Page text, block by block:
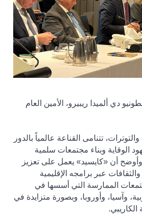
دي ألميدا ريبيرو، الأمين العام
تتنامى القناعة عالمياً بالدور
الوقاية وبناء مجتمعات سلمية
وأوضح أن «كايسيد» يعمل على تعزيز
والثقافات عبر برامجه الإقليمية
الممارسة التي أسسها في
وآسيا، وأوروبا، وبصورة متزايدة في
الكاريبي.